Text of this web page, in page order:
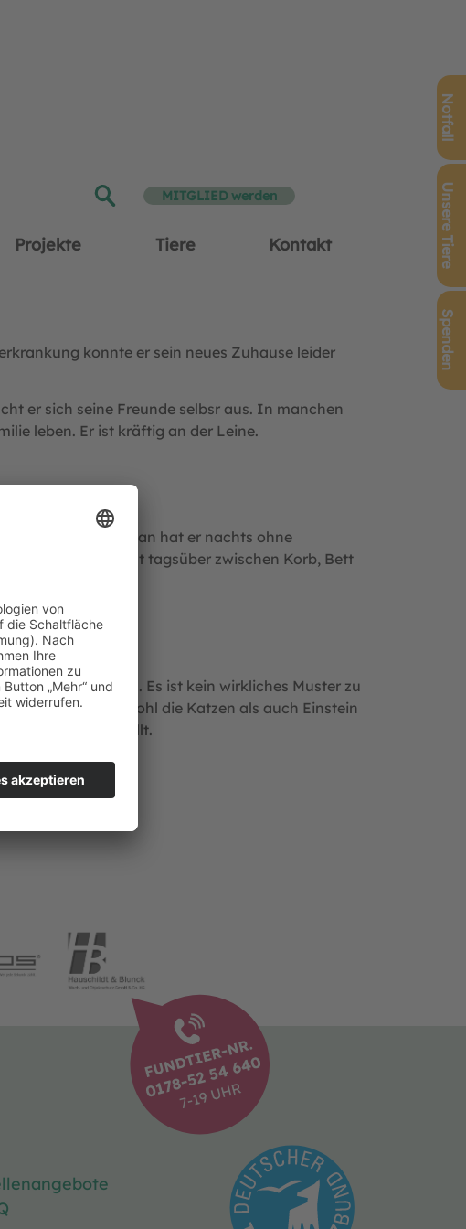
Notfall
Unsere Tiere
Spenden
MITGLIED werden
Projekte Tiere Kontakt
konnte er sein neues Zuhause leider
er sich seine Freunde selbsr aus. In manchen
leben. Er ist kräftig an der Leine.
Vom ersten Tag an hat er nachts ohne
dar. Er wechselt tagsüber zwischen Korb, Bett
Mielkendorf an. Es ist kein wirkliches Muster zu
schwierig. Sowohl die Katzen als auch Einstein
sind wir eingestellt.